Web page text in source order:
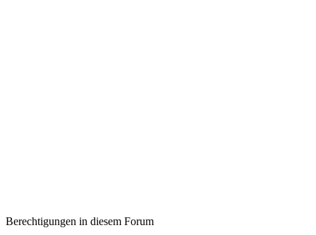
Berechtigungen in diesem Forum